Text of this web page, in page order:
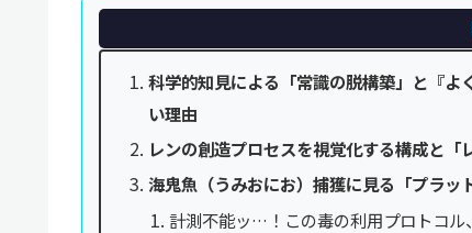
科学的知見による「常識の脱構築」と『
い理由
レンの創造プロセスを視覚化する構成と「
海鬼魚（うみおにお）捕獲に見る「プラ
計測不能ッ…！この毒の利用プロトコル